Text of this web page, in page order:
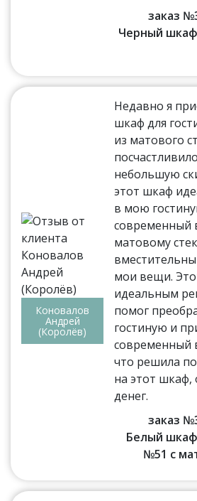
заказ
Черный
Коновалов
Андрей
(Королёв)
Недавно я
шкаф для
из матового
небольшую
этот шкаф
в мою
современный
матовому
мои вещи.
идеальным
помог
гостиную и
современный
что решила
на этот шкаф,
денег.
заказ
Белый
№51 с